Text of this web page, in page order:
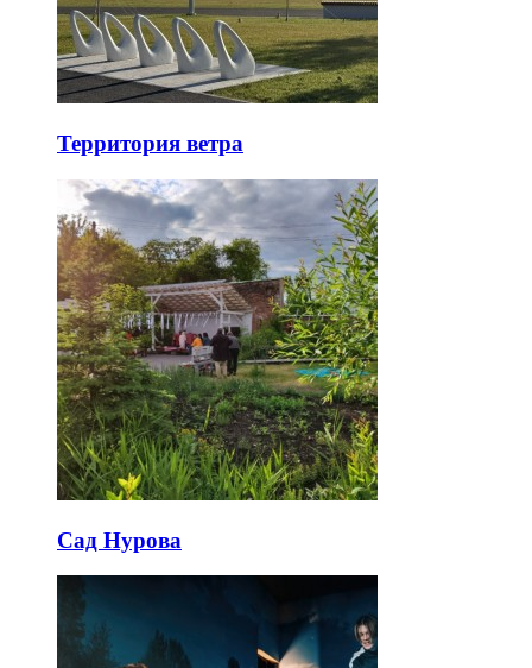
Территория ветра
Сад Нурова